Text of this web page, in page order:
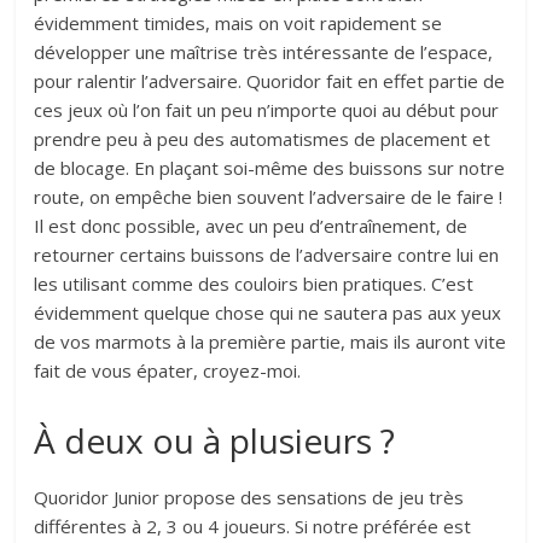
évidemment timides, mais on voit rapidement se
développer une maîtrise très intéressante de l’espace,
pour ralentir l’adversaire. Quoridor fait en effet partie de
ces jeux où l’on fait un peu n’importe quoi au début pour
prendre peu à peu des automatismes de placement et
de blocage. En plaçant soi-même des buissons sur notre
route, on empêche bien souvent l’adversaire de le faire !
Il est donc possible, avec un peu d’entraînement, de
retourner certains buissons de l’adversaire contre lui en
les utilisant comme des couloirs bien pratiques. C’est
évidemment quelque chose qui ne sautera pas aux yeux
de vos marmots à la première partie, mais ils auront vite
fait de vous épater, croyez-moi.
À deux ou à plusieurs ?
Quoridor Junior propose des sensations de jeu très
différentes à 2, 3 ou 4 joueurs. Si notre préférée est